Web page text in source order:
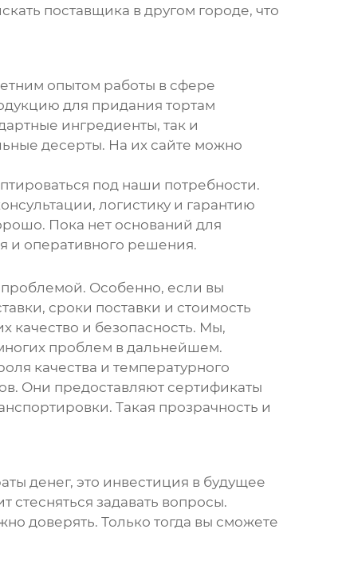
поставщика в другом городе, что
опытом работы в сфере
для придания тортам
ингредиенты, так и
десерты. На их сайте можно
под наши потребности.
логистику и гарантию
Пока нет оснований для
и оперативного решения.
Особенно, если вы
сроки поставки и стоимость
качество и безопасность. Мы,
проблем в дальнейшем.
качества и температурного
Они предоставляют сертификаты
Такая прозрачность и
денег, это инвестиция в будущее
стесняться задавать вопросы.
доверять. Только тогда вы сможете